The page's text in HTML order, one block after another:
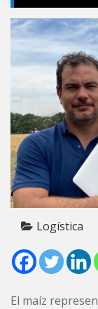
Logística
El maíz